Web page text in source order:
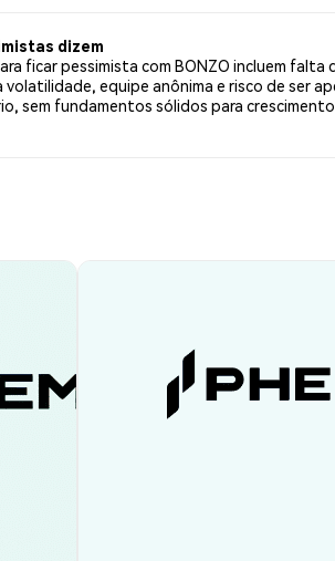
dizem
ficar pessimista com BONZO incluem falta
volatilidade, equipe anônima e risco de ser
sem fundamentos sólidos para